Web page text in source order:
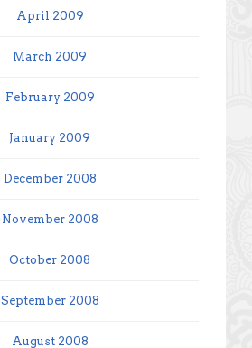
April 2009
March 2009
February 2009
January 2009
December 2008
November 2008
October 2008
September 2008
August 2008